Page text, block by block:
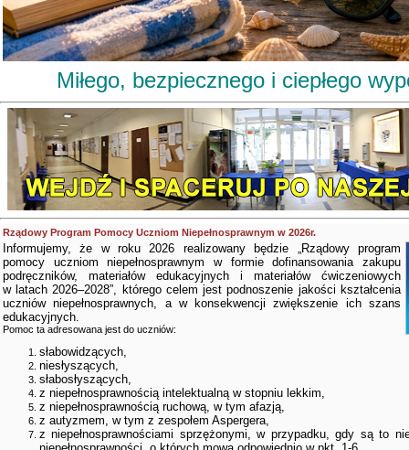
Miłego, bezpiecznego i ciepłego
Rządowy Program Pomocy Uczniom Niepełnosprawnym w 2026r.
Informujemy, że w roku 2026 realizowany będzie „Rządowy program
pomocy uczniom niepełnosprawnym w formie dofinansowania zakupu
podręczników, materiałów edukacyjnych i materiałów ćwiczeniowych
w latach 2026–2028”, którego celem jest podnoszenie jakości kształcenia
uczniów niepełnosprawnych, a w konsekwencji zwiększenie ich szans
edukacyjnych.
Pomoc ta adresowana jest do uczniów:
słabowidzących,
niesłyszących,
słabosłyszących,
z niepełnosprawnością intelektualną w stopniu lekkim,
z niepełnosprawnością ruchową, w tym afazją,
z autyzmem, w tym z zespołem Aspergera,
z niepełnosprawnościami sprzężonymi, w przypadku, gdy są to